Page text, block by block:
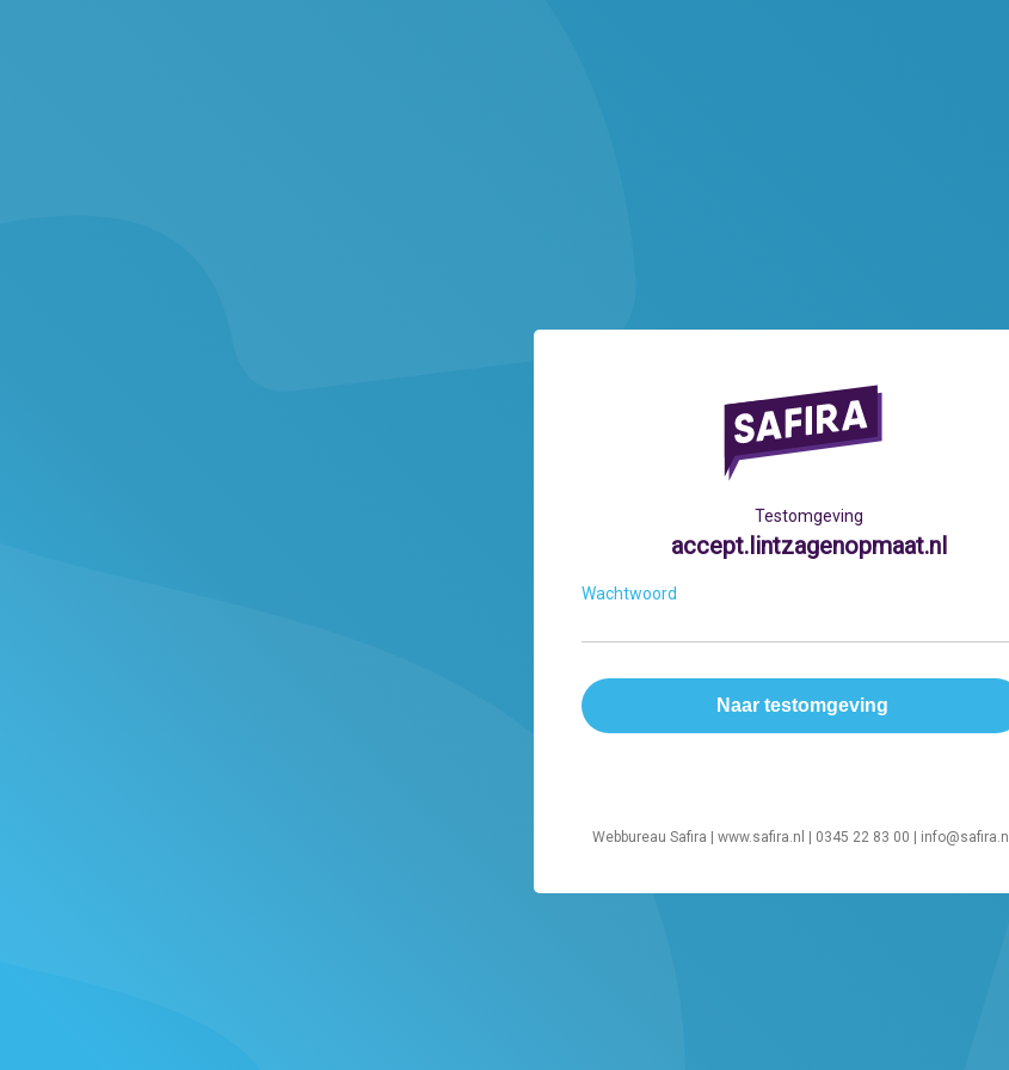
Testomgeving
accept.lintzagenopmaat.nl
Wachtwoord
Webbureau Safira | www.safira.nl | 0345 22 83 00 | info@safira.nl